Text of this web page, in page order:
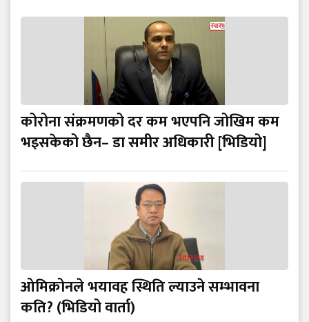
कोरोना संक्रमणको दर कम भएपनि जोखिम कम
भइसकेको छैन– डा समीर अधिकारी [भिडियो]
ओमिक्रोनले भयावह स्थिति ल्याउने सम्भावना
कति? (भिडियो वार्ता)